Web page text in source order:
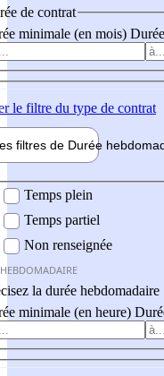
de contrat
minimale (en mois)
le filtre du type de contrat
filtres de Durée hebdo
Temps plein
Temps partiel
Non renseignée
la durée hebdomadaire
minimale (en heure)